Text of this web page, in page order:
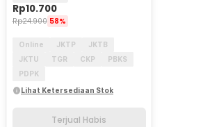
Rp10.700
Rp24.900 58%
Online JKTP
JKTB
JKTU
TGR CKP
PBKS
PDPK
Lihat Ketersediaan Stok
Terjual Habis